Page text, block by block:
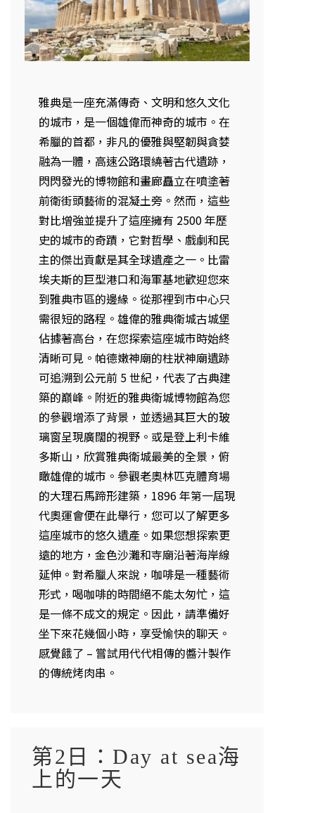
雅典是一座充滿傳奇、文明和悠久文化
的城市，是一個雄偉而神奇的城市。在
希臘的首都，非凡的優雅與堅韌與貪婪
融為一體，高速公路環繞著古代遺跡，
閃閃發光的博物館和畫廊矗立在噴塗著
前衛街頭藝術的混凝土旁。然而，這些
對比增強並提升了這座擁有 2500 年歷
史的城市的奇蹟，它對哲學、戲劇和民
主的傑出貢獻是其全球遺產之一。比雷
埃夫斯的巨型港口和海軍基地歡迎您來
到雅典市區的邊緣。從那裡到市中心只
需很短的路程。雄偉的雅典衛城古城堡
佔據著高台，在您探索這座城市時始終
清晰可見。帕德嫩神廟的柱狀神廟遺跡
可追溯到公元前 5 世紀，代表了古典建
築的巔峰。附近的雅典衛城博物館為您
的參觀增添了背景，並透過其巨大的玻
璃窗呈現廣闊的視野。或是登上利卡維
多斯山，欣賞雅典衛城最美的全景，俯
瞰雄偉的城市。參觀老奧林匹克體育場
的大理石馬蹄形建築，1896 年第一屆現
代奧運會便在此舉行，您可以了解更多
這座城市的悠久遺產。如果您想探索更
遠的地方，金色沙灘和寺廟沿著海岸線
延伸。對希臘人來說，咖啡是一種藝術
形式，喝咖啡的時間絕不能太匆忙，這
是一條不成文的規定。因此，請準備好
坐下來花幾個小時，享受愉快的聊天。
感覺餓了 – 嘗試用代代相傳的醬汁製作
的傳統烤肉串。
第2日：Day at sea海
上的一天